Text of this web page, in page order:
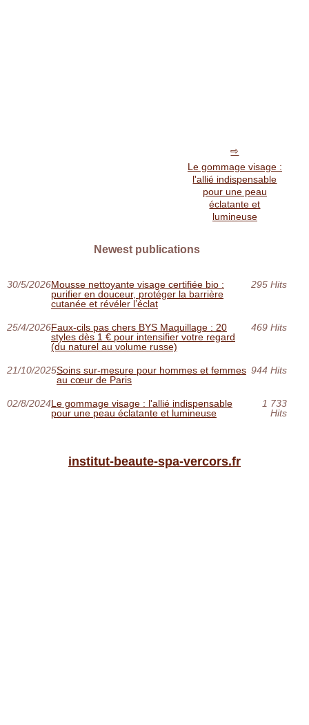
Le gommage visage :
l'allié indispensable
pour une peau
éclatante et
lumineuse
Newest publications
30/5/2026Mousse nettoyante visage certifiée bio :
purifier en douceur, protéger la barrière
cutanée et révéler l’éclat
295 Hits
25/4/2026Faux-cils pas chers BYS Maquillage : 20
styles dès 1 € pour intensifier votre regard
(du naturel au volume russe)
469 Hits
21/10/2025Soins sur-mesure pour hommes et femmes
au cœur de Paris
944 Hits
02/8/2024Le gommage visage : l'allié indispensable
pour une peau éclatante et lumineuse
1 733
Hits
institut-beaute-spa-vercors.fr